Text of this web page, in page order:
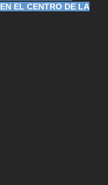
EL CENTRO DE LA